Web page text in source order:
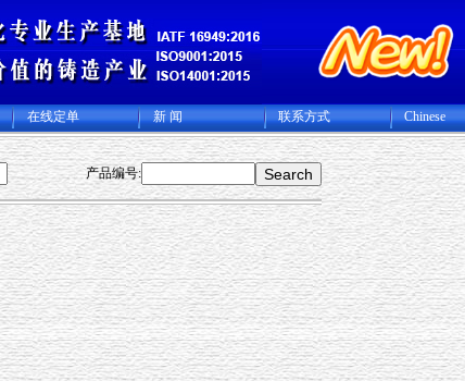
在线定单 新 闻 联系方式 Chinese
产品编号: